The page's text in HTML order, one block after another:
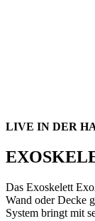
LIVE IN DER
Das Exoskelett
Wand oder Decke
System bringt mit